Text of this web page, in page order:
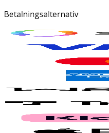
Betalningsalternativ